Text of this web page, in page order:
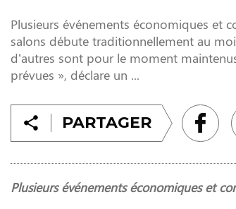
Plusieurs événements économiques et
salons débute traditionnellement au
d’autres sont pour le moment
prévues », déclare un ...
PARTAGER
Plusieurs événements économiques et